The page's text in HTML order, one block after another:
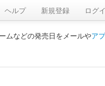
ヘルプ 新規登録 ログ
ムなどの発売日をメールやア